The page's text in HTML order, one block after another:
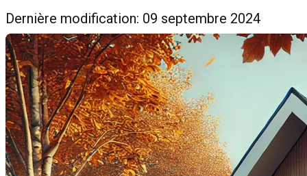
Dernière modification: 09 septembre 2024